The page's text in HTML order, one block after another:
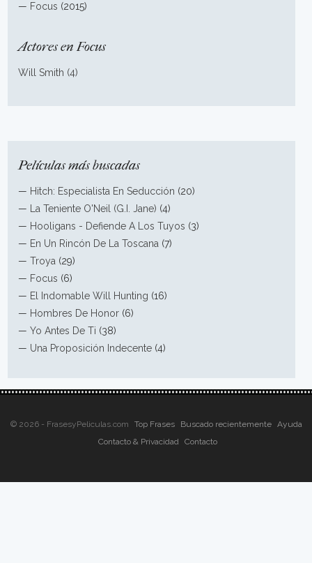
— Focus (2015)
Actores en Focus
Will Smith (4)
Películas más buscadas
— Hitch: Especialista En Seducción (20)
—
La Teniente O'Neil (G.I. Jane) (4)
— Hooligans - Defiende A Los Tuyos (3)
— En Un Rincón De La Toscana (7)
—Troya (29)
— Focus (6)
— El Indomable Will Hunting (16)
— Hombres De Honor (6)
—Yo Antes De Ti (38)
— Una Proposición Indecente (4)
© 2026 - FrasesyPeliculas.com Top Frases Buscado recientemente
Ayuda
Contacto & Privacidad
Contacto